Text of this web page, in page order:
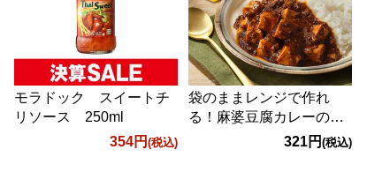
モラドック スイートチ
リソース 250ml
354円(税込)
袋のままレンジで作れ
る！麻婆豆腐カレーの
321円 (税込)